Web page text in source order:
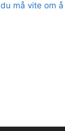
må vite om å